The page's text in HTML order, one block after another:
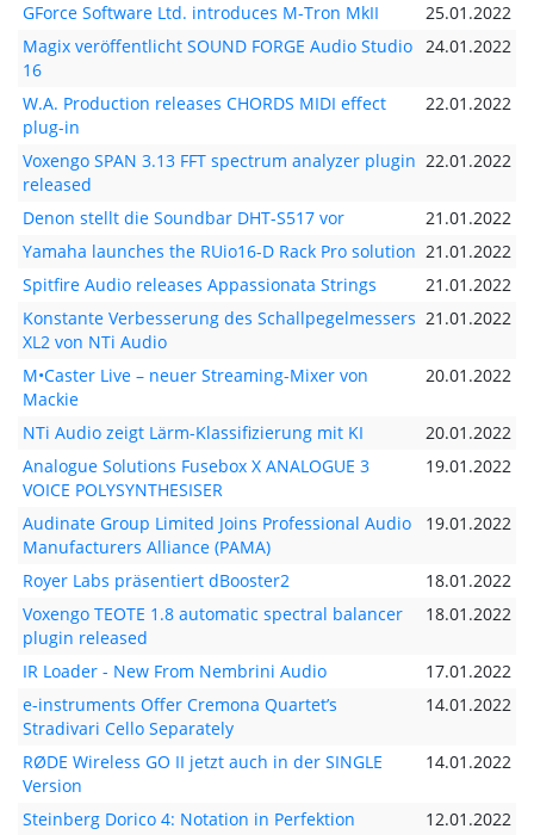
GForce Software Ltd. introduces M-Tron MkII
25.01.2022
Magix veröffentlicht SOUND FORGE Audio Studio
16
24.01.2022
W.A. Production releases CHORDS MIDI effect
plug-in
22.01.2022
Voxengo SPAN 3.13 FFT spectrum analyzer plugin
released
22.01.2022
Denon stellt die Soundbar DHT-S517 vor
21.01.2022
Yamaha launches the RUio16-D Rack Pro solution 21.01.2022
Spitfire Audio releases Appassionata Strings
21.01.2022
Konstante Verbesserung des Schallpegelmessers
XL2 von NTi Audio
21.01.2022
M•Caster Live – neuer Streaming-Mixer von
Mackie
20.01.2022
NTi Audio zeigt Lärm-Klassifizierung mit KI
20.01.2022
Analogue Solutions Fusebox X ANALOGUE 3
VOICE POLYSYNTHESISER
19.01.2022
Audinate Group Limited Joins Professional Audio
Manufacturers Alliance (PAMA)
19.01.2022
Royer Labs präsentiert dBooster2
18.01.2022
Voxengo TEOTE 1.8 automatic spectral balancer
plugin released
18.01.2022
IR Loader - New From Nembrini Audio
17.01.2022
e-instruments Offer Cremona Quartet’s
Stradivari Cello Separately
14.01.2022
RØDE Wireless GO II jetzt auch in der SINGLE
Version
14.01.2022
Steinberg Dorico 4: Notation in Perfektion 12.01.2022